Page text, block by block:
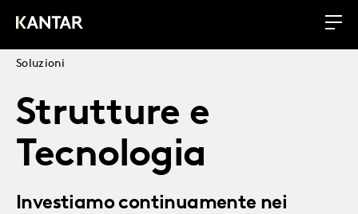
Soluzioni
Strutture e
Tecnologia
Investiamo continuamente nei